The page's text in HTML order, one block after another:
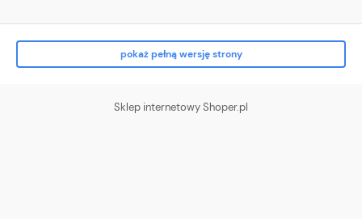
pokaż pełną wersję strony
Sklep internetowy Shoper.pl